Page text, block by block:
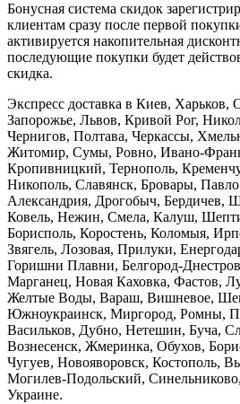
Бонусная система скидок
клиентам сразу после первой
активируется накопительная
последующие покупки будет
скидка.
Экспресс доставка в Киев, Харьков,
Запорожье, Львов, Кривой Рог,
Чернигов, Полтава, Черкассы,
Житомир, Сумы, Ровно, Ивано-
Кропивницкий, Тернополь,
Никополь, Славянск, Бровары,
Александрия, Дрогобыч, Бердичев,
Ковель, Нежин, Смела, Калуш,
Борисполь, Коростень, Коломыя,
Звягель, Лозовая, Прилуки,
Горишни Плавни, Белгород-
Марганец, Новая Каховка, Фастов,
Желтые Воды, Вараш, Вишневое,
Южноукраинск, Миргород, Ромны,
Васильков, Дубно, Нетешин, Буча,
Вознесенск, Жмеринка, Обухов,
Чугуев, Новояворовск, Костополь,
Могилев-Подольский,
Украине.